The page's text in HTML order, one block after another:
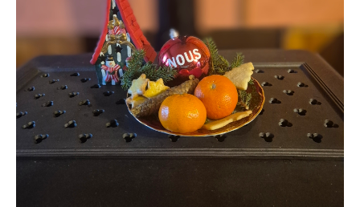
Coordonnées et accès
Formulaire de contact
Documentations
Actualités
Mobile home et tarifs